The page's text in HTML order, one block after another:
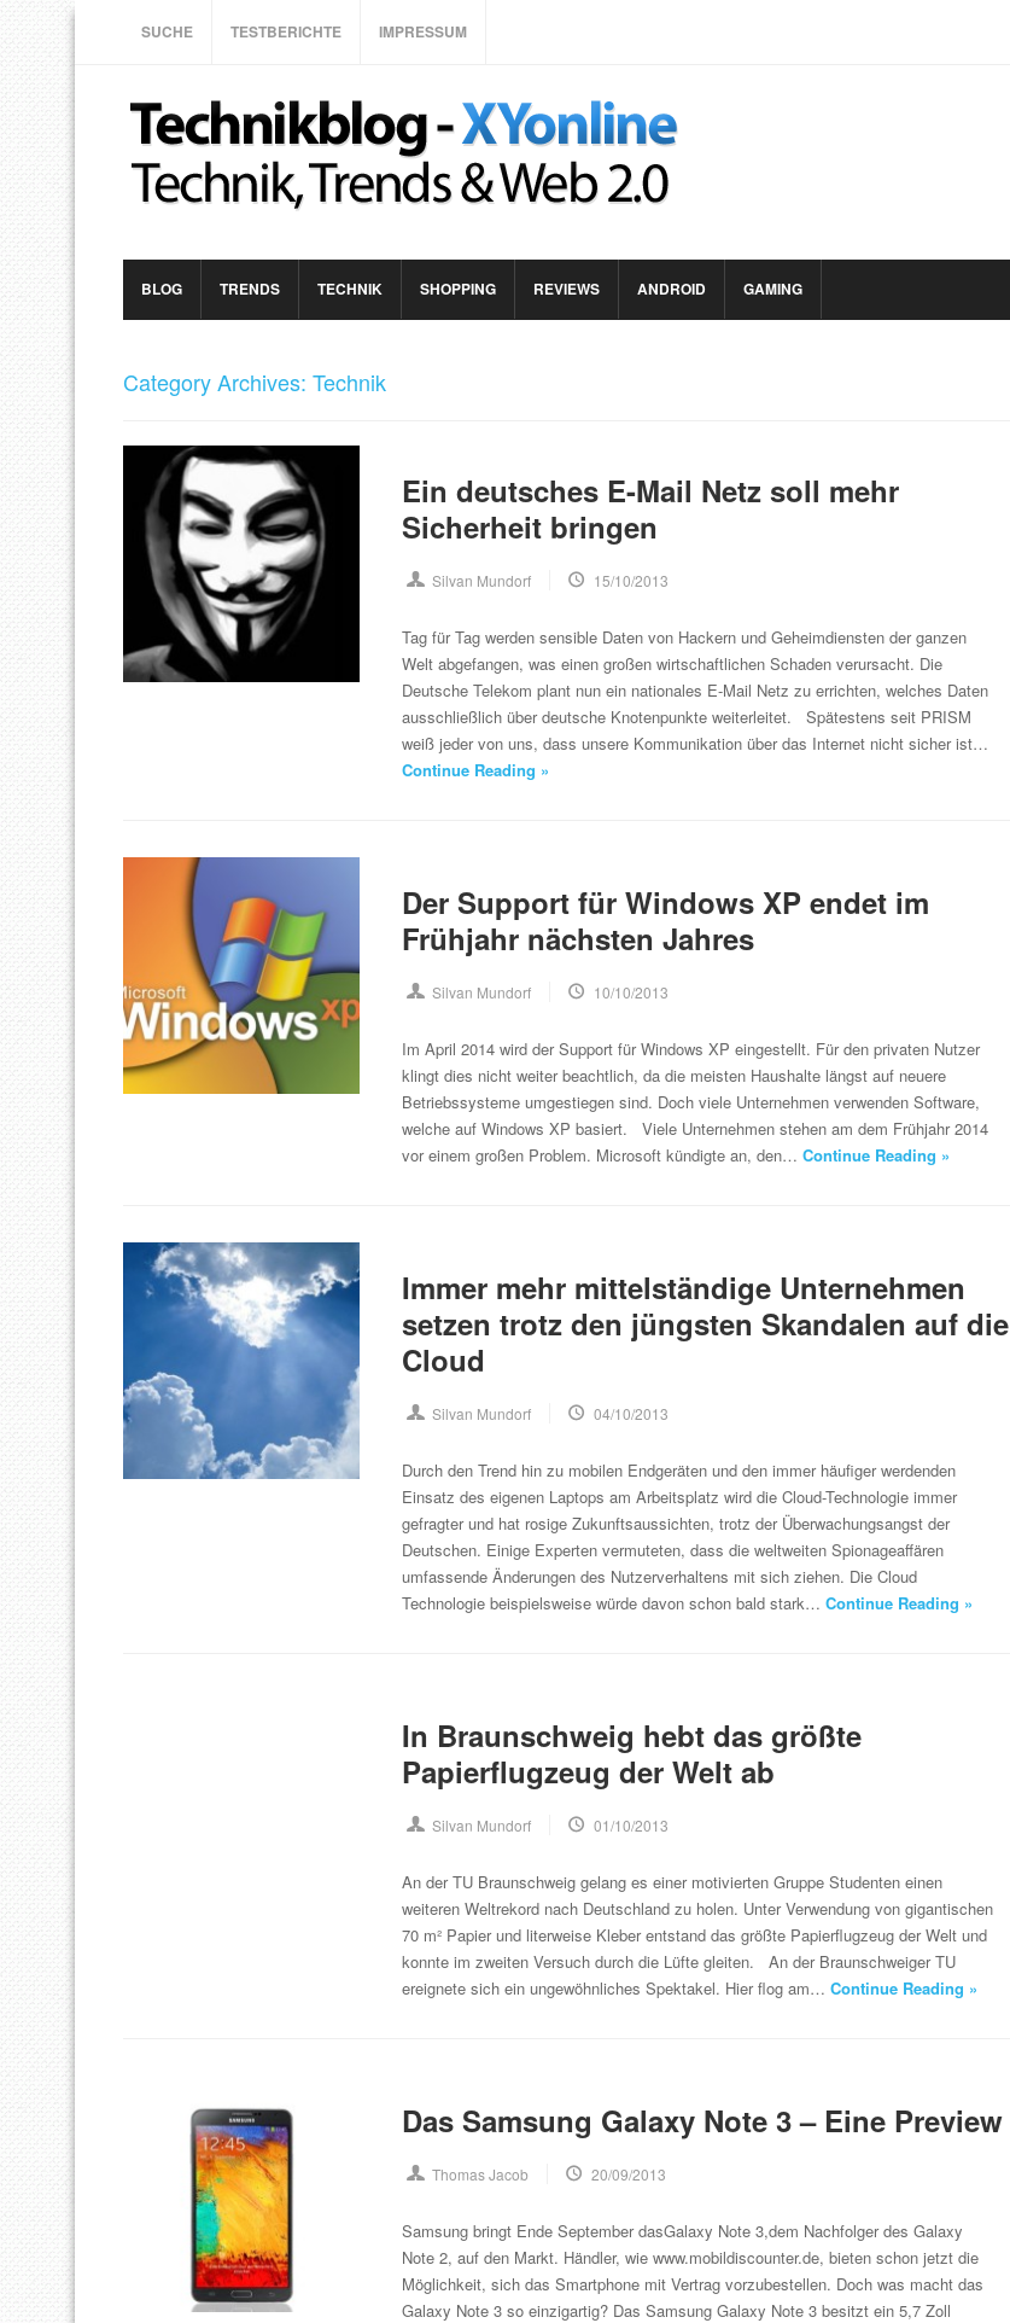
SUCHE TESTBERICHTE IMPRESSUM
BLOG TRENDS TECHNIK SHOPPING REVIEWS ANDROID GAMING
Category Archives: Technik
Ein deutsches E-Mail Netz soll mehr
Sicherheit bringen
Silvan Mundorf 15/10/2013
Tag für Tag werden sensible Daten von Hackern und Geheimdiensten der ganzen
Welt abgefangen, was einen großen wirtschaftlichen Schaden verursacht. Die
Deutsche Telekom plant nun ein nationales E-Mail Netz zu errichten, welches Daten
ausschließlich über deutsche Knotenpunkte weiterleitet. Spätestens seit PRISM
weiß jeder von uns, dass unsere Kommunikation über das Internet nicht sicher ist…
Continue Reading »
Der Support für Windows XP endet im
Frühjahr nächsten Jahres
Silvan Mundorf 10/10/2013
Im April 2014 wird der Support für Windows XP eingestellt. Für den privaten Nutzer
klingt dies nicht weiter beachtlich, da die meisten Haushalte längst auf neuere
Betriebssysteme umgestiegen sind. Doch viele Unternehmen verwenden Software,
welche auf Windows XP basiert. Viele Unternehmen stehen am dem Frühjahr 2014
vor einem großen Problem. Microsoft kündigte an, den…Continue Reading »
Immer mehr mittelständige Unternehmen
setzen trotz den jüngsten Skandalen auf die
Cloud
Silvan Mundorf 04/10/2013
Durch den Trend hin zu mobilen Endgeräten und den immer häufiger werdenden
Einsatz des eigenen Laptops am Arbeitsplatz wird die Cloud-Technologie immer
gefragter und hat rosige Zukunftsaussichten, trotz der Überwachungsangst der
Deutschen. Einige Experten vermuteten, dass die weltweiten Spionageaffären
umfassende Änderungen des Nutzerverhaltens mit sich ziehen. Die Cloud
Technologie beispielsweise würde davon schon bald stark…Continue Reading »
In Braunschweig hebt das größte
Papierflugzeug der Welt ab
Silvan Mundorf 01/10/2013
An der TU Braunschweig gelang es einer motivierten Gruppe Studenten einen
weiteren Weltrekord nach Deutschland zu holen. Unter Verwendung von gigantischen
70 m² Papier und literweise Kleber entstand das größte Papierflugzeug der Welt und
konnte im zweiten Versuch durch die Lüfte gleiten. An der Braunschweiger TU
ereignete sich ein ungewöhnliches Spektakel. Hier flog am…Continue Reading »
Das Samsung Galaxy Note 3 – Eine Preview
Thomas Jacob 20/09/2013
Samsung bringt Ende September dasGalaxy Note 3,dem Nachfolger des Galaxy
Note 2, auf den Markt. Händler, wie www.mobildiscounter.de, bieten schon jetzt die
Möglichkeit, sich das Smartphone mit Vertrag vorzubestellen. Doch was macht das
Galaxy Note 3 so einzigartig? Das Samsung Galaxy Note 3 besitzt ein 5,7 Zoll